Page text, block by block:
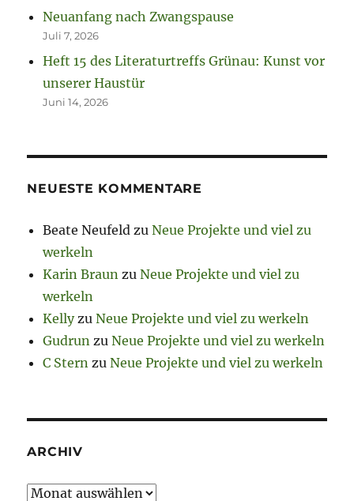
Neuanfang nach Zwangspause
Juli 7, 2026
Heft 15 des Literaturtreffs Grünau: Kunst vor
unserer Haustür
Juni 14, 2026
NEUESTE KOMMENTARE
Beate Neufeld zuNeue Projekte und viel zu
werkeln
Karin Braun zuNeue Projekte und viel zu
werkeln
KellyzuNeue Projekte und viel zu werkeln
Gudrun zuNeue Projekte und viel zu werkeln
C Stern zuNeue Projekte und viel zu werkeln
ARCHIV
Archiv